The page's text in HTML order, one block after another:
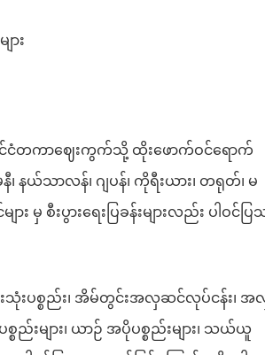
း
င်ငံတကာဈေးကွက်သို့ ထိုးဖောက်ဝင်ရောက်
နီ၊ နယ်သာလန်၊ ဂျပန်၊ ကိုရီးယား၊ တရုတ်၊ မ
မှ စီးပွားရေးပြခန်းများလည်း ပါဝင်ပြ
းသုံးပစ္စည်း၊ အိမ်တွင်းအလှဆင်လုပ်ငန်း၊
များ၊ ယာဉ် အပိုပစ္စည်းများ၊ သယ်ယူ